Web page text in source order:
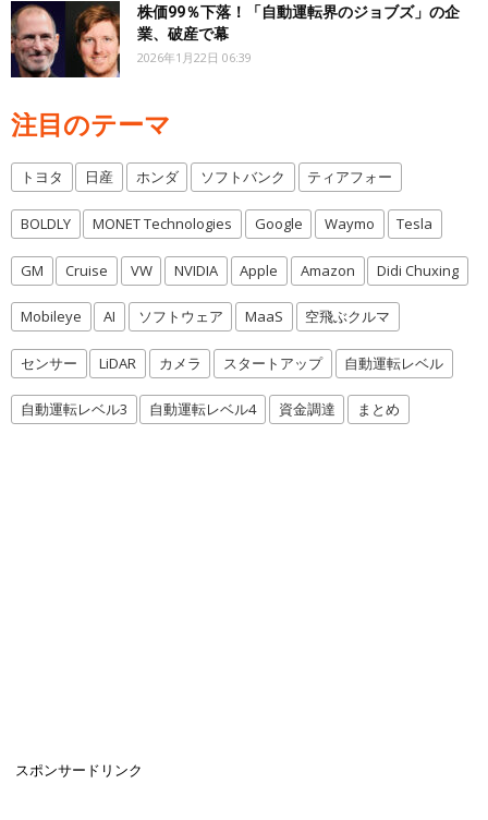
株価99％下落！「自動運転界のジョブズ」の企
業、破産で幕
2026年1月22日 06:39
注目のテーマ
トヨタ 日産 ホンダ ソフトバンク ティアフォー
BOLDLY MONET Technologies Google Waymo Tesla
GM Cruise VW NVIDIA Apple Amazon Didi Chuxing
Mobileye AI ソフトウェア MaaS 空飛ぶクルマ
センサー LiDAR カメラ スタートアップ 自動運転レベル
自動運転レベル3 自動運転レベル4 資金調達 まとめ
スポンサードリンク